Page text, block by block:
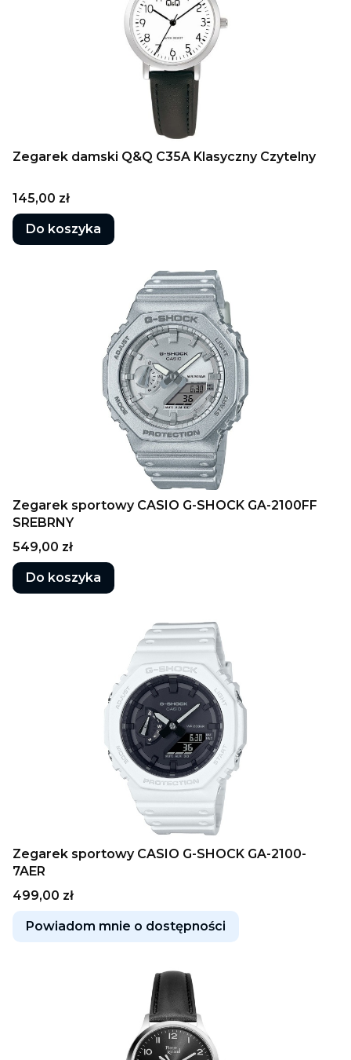
Zegarek damski Q&Q C35A Klasyczny Czytelny
Cena
145,00 zł
Do koszyka
Zegarek sportowy CASIO G-SHOCK GA-2100FF
SREBRNY
Cena
549,00 zł
Do koszyka
Zegarek sportowy CASIO G-SHOCK GA-2100-
7AER
Cena
499,00 zł
Powiadom mnie o dostępności